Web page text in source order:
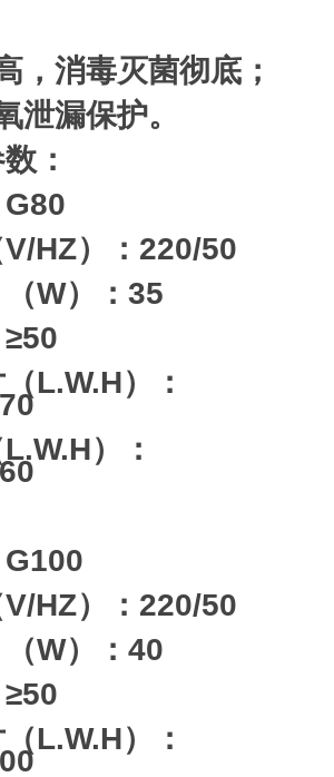
，消毒灭菌彻底；
泄漏保护。
：
HZ）：220/50
W）：35
L.W.H）：
）：
HZ）：220/50
W）：40
L.W.H）：